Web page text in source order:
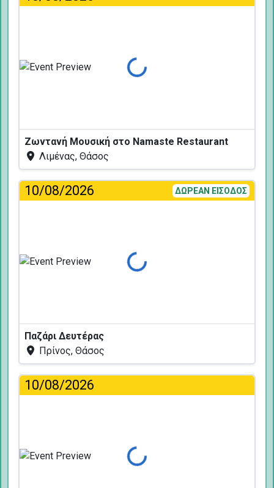
Φόρτωση...
Ζωντανή Μουσική στο Namaste Restaurant
Λιμένας, Θάσος
10/08/2026 ΔΩΡΕΑΝ ΕΙΣΟΔΟΣ
Φόρτωση...
Παζάρι Δευτέρας
Πρίνος, Θάσος
10/08/2026
Φόρτωση...